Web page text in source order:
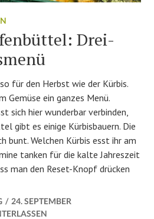
Drei-
für den Herbst wie der Kürbis.
Gemüse ein ganzes Menü.
sich hier wunderbar verbinden,
gibt es einige Kürbisbauern. Die
bunt. Welchen Kürbis esst ihr am
tanken für die kalte Jahreszeit
man den Reset-Knopf drücken
Drei-Gänge-Kürbismenü
24. SEPTEMBER